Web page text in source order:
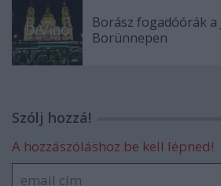
Borász fogadóórák a
Borünnepen
Szólj hozzá!
A hozzászóláshoz be kell lépned!